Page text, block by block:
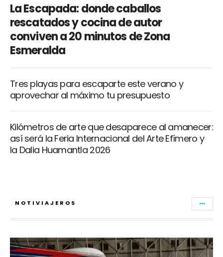
La Escapada: donde caballos
rescatados y cocina de autor
conviven a 20 minutos de Zona
Esmeralda
Tres playas para escaparte este verano y
aprovechar al máximo tu presupuesto
Kilómetros de arte que desaparece al amanecer:
así será la Feria Internacional del Arte Efímero y
la Dalia Huamantla 2026
NOTIVIAJEROS